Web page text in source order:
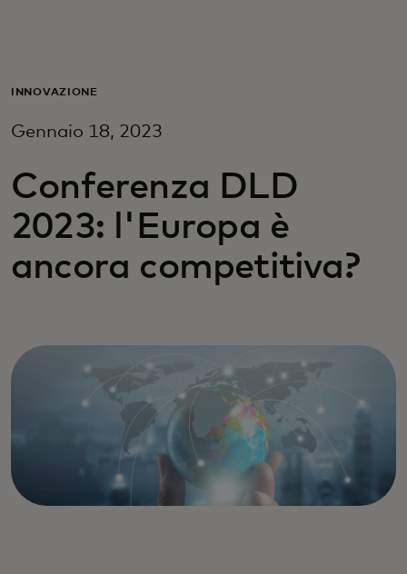
Per il business
Per gli innovatori
Newsroom
INNOVAZIONE
Gennaio 18, 2023
Conferenza DLD
2023: l'Europa è
ancora competitiva?